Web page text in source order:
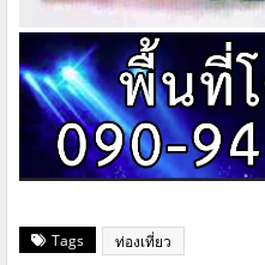
Tags ท่องเที่ยว